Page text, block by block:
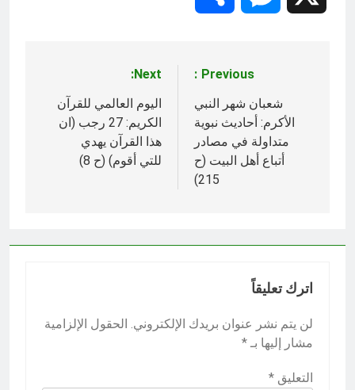
المقالات
Previous:
شعبان شهر النبي
الأكرم: أحاديث نبوية
متداولة في مصادر
أتباع أهل البيت (ح
215)‎
Next:
اليوم العالمي للقرآن
الكريم: 27 رجب (ان
هذا القرآن يهدي
للتي أقوم) (ح 8)‎
اترك تعليقاً
لن يتم نشر عنوان بريدك الإلكتروني. الحقول الإلزامية
مشار إليها بـ *
التعليق *